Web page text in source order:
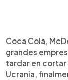
►
Coca Cola,
grandes
tardar en cortar
Ucrania,